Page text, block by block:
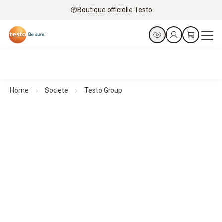
Boutique officielle Testo
Home Societe Testo Group